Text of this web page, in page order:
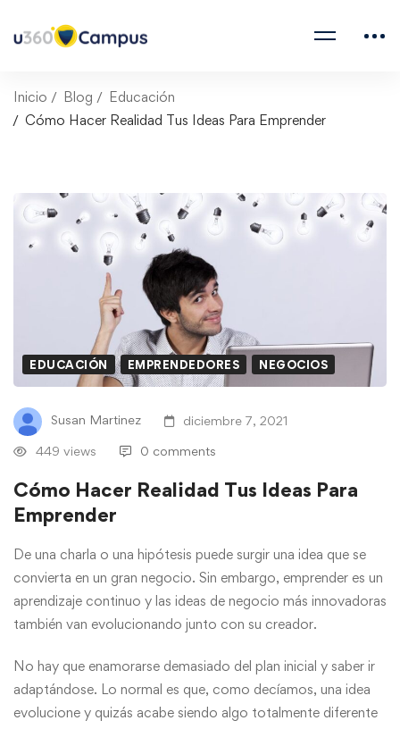
Inicio Blog
Educación
Cómo Hacer Realidad Tus Ideas Para Emprender
EDUCACIÓN EMPRENDEDORES NEGOCIOS
Susan Martinez diciembre 7, 2021
449 views 0 comments
Cómo Hacer Realidad Tus Ideas Para
Emprender
De una charla o una hipótesis puede surgir una idea que se
convierta en un gran negocio. Sin embargo, emprender es un
aprendizaje continuo y las ideas de negocio más innovadoras
también van evolucionando junto con su creador.
No hay que enamorarse demasiado del plan inicial y saber ir
adaptándose. Lo normal es que, como decíamos, una idea
evolucione y quizás acabe siendo algo totalmente diferente